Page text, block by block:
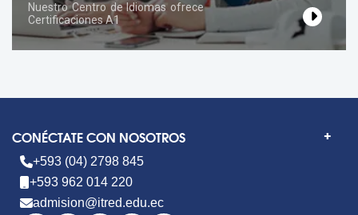
Nuestro Centro de Idiomas ofrece
Certificaciones A1
CONÉCTATE CON NOSOTROS
+593 (04) 2798 845
+593 962 014 220
admision@itred.edu.ec